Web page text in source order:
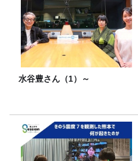
水谷豊さん（1）～